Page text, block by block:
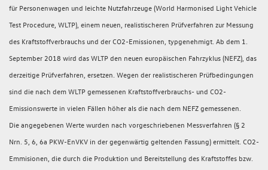
für Personenwagen und leichte Nutzfahrzeuge (World Harmonised Light Vehicle
Test Procedure, WLTP), einem neuen, realistischeren Prüfverfahren zur Messung
des Kraftstoffverbrauchs und der CO2-Emissionen, typgenehmigt. Ab dem 1.
September 2018 wird das WLTP den neuen europäischen Fahrzyklus (NEFZ), das
derzeitige Prüfverfahren, ersetzen. Wegen der realistischeren Prüfbedingungen
sind die nach dem WLTP gemessenen Kraftstoffverbrauchs- und CO2-
Emissionswerte in vielen Fällen höher als die nach dem NEFZ gemessenen.
Die angegebenen Werte wurden nach vorgeschriebenen Messverfahren (§ 2
Nrn. 5, 6, 6a PKW-EnVKV in der gegenwärtig geltenden Fassung) ermittelt. CO2-
Emmisionen, die durch die Produktion und Bereitstellung des Kraftstoffes bzw.